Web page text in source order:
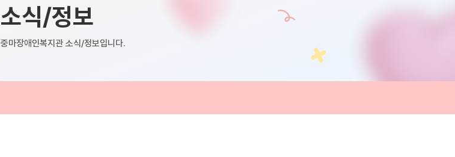
소식/정보
중마장애인복지관 소식/정보입니다.